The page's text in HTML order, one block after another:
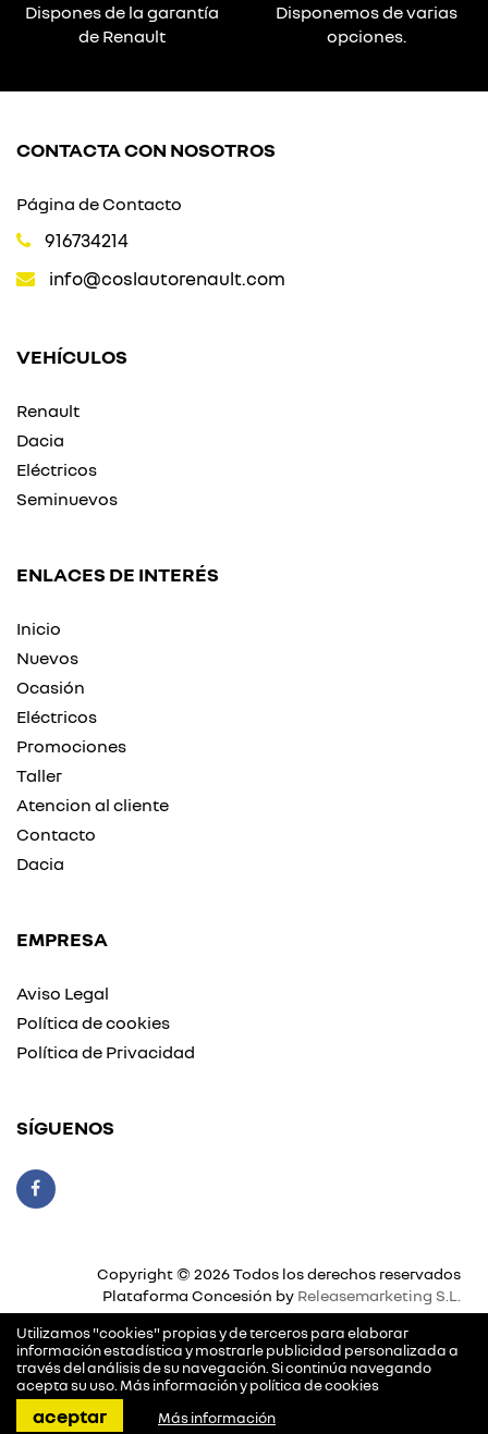
Utilizamos "cookies" propias y de terceros para elaborar
información estadística y mostrarle publicidad personalizada a
través del análisis de su navegación. Si continúa navegando
acepta su uso. Más información y política de cookies
aceptar Más información
llamar pedir cita
Dispones de la garantía
de Renault
Disponemos de varias
opciones.
CONTACTA CON NOSOTROS
Página de Contacto
916734214
info@coslautorenault.com
VEHÍCULOS
Renault
Dacia
Eléctricos
Seminuevos
ENLACES DE INTERÉS
Inicio
Nuevos
Ocasión
Eléctricos
Promociones
Taller
Atencion al cliente
Contacto
Dacia
EMPRESA
Aviso Legal
Política de cookies
Política de Privacidad
SÍGUENOS
Copyright © 2026 Todos los derechos reservados
Plataforma Concesión by Releasemarketing S.L.